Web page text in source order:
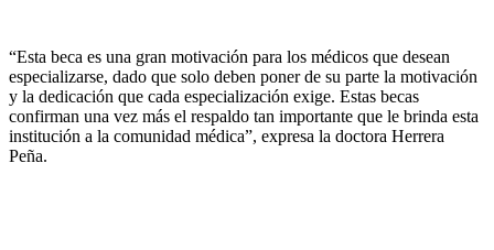
“Esta beca es una gran motivación para los médicos que desean
especializarse, dado que solo deben poner de su parte la motivación
y la dedicación que cada especialización exige. Estas becas
confirman una vez más el respaldo tan importante que le brinda esta
institución a la comunidad médica”, expresa la doctora Herrera
Peña.